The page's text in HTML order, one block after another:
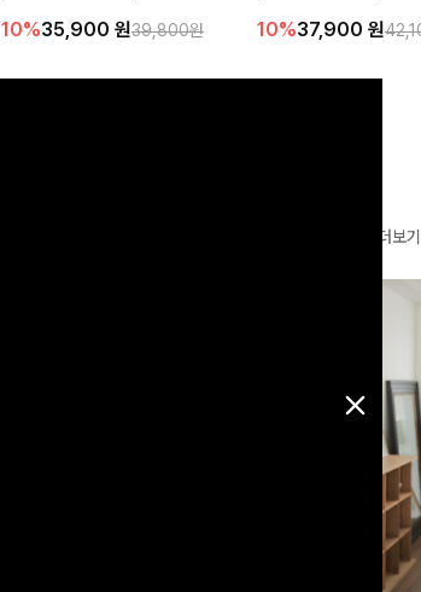
편안하게 착용하실 수 있는 팬츠입니다 🖤
감 있는 착용감을 더해드려요!
10%35,900 원39,800원
세련된 무드를 연출해주는 블
은 베이직한 디자인!
10%37,900 원
더보기